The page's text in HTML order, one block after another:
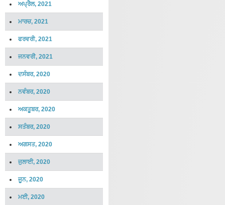
ਅਪ੍ਰੈਲ, 2021
ਮਾਰਚ, 2021
ਫਰਵਰੀ, 2021
ਜਨਵਰੀ, 2021
ਦਸੰਬਰ, 2020
ਨਵੰਬਰ, 2020
ਅਕਤੂਬਰ, 2020
ਸਤੰਬਰ, 2020
ਅਗਸਤ, 2020
ਜੁਲਾਈ, 2020
ਜੂਨ, 2020
ਮਈ, 2020